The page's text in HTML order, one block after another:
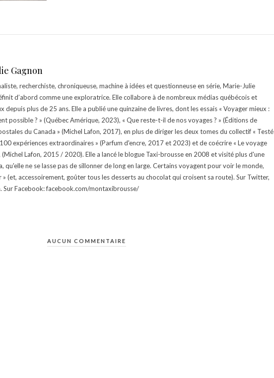
Gagnon
recherchiste, chroniqueuse, machine à idées et questionneuse en série, Marie-Julie
d’abord comme une exploratrice. Elle collabore à de nombreux médias québécois et
depuis plus de 25 ans. Elle a publié une quinzaine de livres, dont les essais « Voyager mieux :
possible ? » (Québec Amérique, 2023), « Que reste-t-il de nos voyages ? » (Éditions de
du Canada » (Michel Lafon, 2017), en plus de diriger les deux tomes du collectif « Testé
expériences extraordinaires » (Parfum d'encre, 2017 et 2023) et de coécrire « Le voyage
Lafon, 2015 / 2020). Elle a lancé le blogue Taxi-brousse en 2008 et visité plus d'une
qu'elle ne se lasse pas de sillonner de long en large. Certains voyagent pour voir le monde,
» (et, accessoirement, goûter tous les desserts au chocolat qui croisent sa route). Sur Twitter,
Sur Facebook: facebook.com/montaxibrousse/
AUCUN COMMENTAIRE